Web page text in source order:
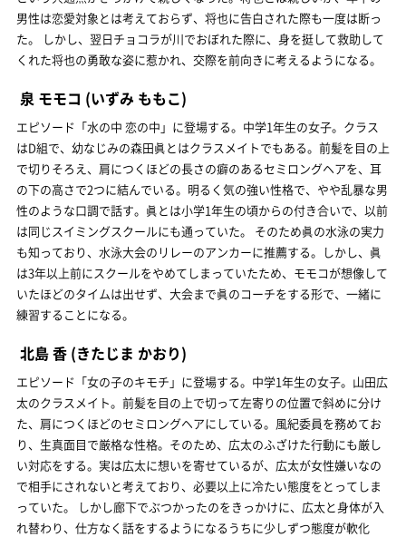
男性は恋愛対象とは考えておらず、将也に告白された際も一度は断っ
た。 しかし、翌日チョコラが川でおぼれた際に、身を挺して救助して
くれた将也の勇敢な姿に惹かれ、交際を前向きに考えるようになる。
泉 モモコ (いずみ ももこ)
エピソード「水の中 恋の中」に登場する。中学1年生の女子。クラス
はD組で、幼なじみの森田眞とはクラスメイトでもある。前髪を目の上
で切りそろえ、肩につくほどの長さの癖のあるセミロングヘアを、耳
の下の高さで2つに結んでいる。明るく気の強い性格で、やや乱暴な男
性のような口調で話す。眞とは小学1年生の頃からの付き合いで、以前
は同じスイミングスクールにも通っていた。 そのため眞の水泳の実力
も知っており、水泳大会のリレーのアンカーに推薦する。しかし、眞
は3年以上前にスクールをやめてしまっていたため、モモコが想像して
いたほどのタイムは出せず、大会まで眞のコーチをする形で、一緒に
練習することになる。
北島 香 (きたじま かおり)
エピソード「女の子のキモチ」に登場する。中学1年生の女子。山田広
太のクラスメイト。前髪を目の上で切って左寄りの位置で斜めに分け
た、肩につくほどのセミロングヘアにしている。風紀委員を務めてお
り、生真面目で厳格な性格。そのため、広太のふざけた行動にも厳し
い対応をする。実は広太に想いを寄せているが、広太が女性嫌いなの
で相手にされないと考えており、必要以上に冷たい態度をとってしま
っていた。 しかし廊下でぶつかったのをきっかけに、広太と身体が入
れ替わり、仕方なく話をするようになるうちに少しずつ態度が軟化